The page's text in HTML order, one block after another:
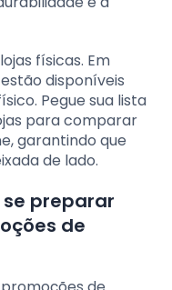
físicas. Em
disponíveis
Pegue sua lista
para comparar
garantindo que
de lado.
se preparar
de